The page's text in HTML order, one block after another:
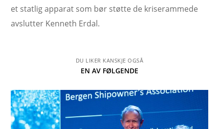
et statlig apparat som bør støtte de kriserammede
avslutter Kenneth Erdal.
DU LIKER KANSKJE OGSÅ
EN AV FØLGENDE